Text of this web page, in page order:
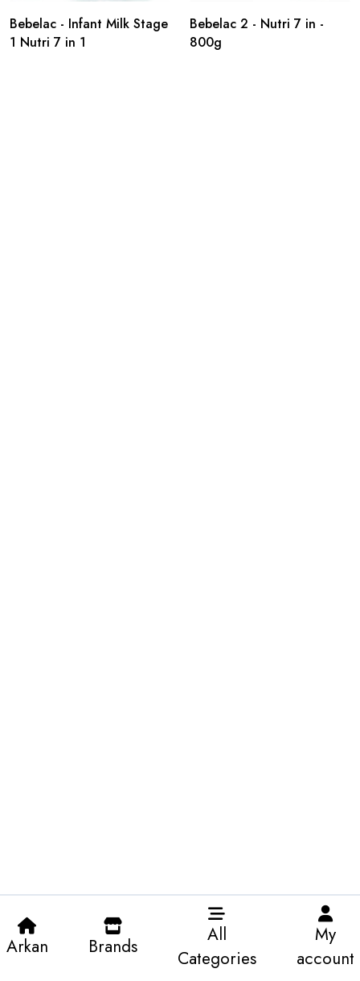
Bebelac - Infant Milk Stage
1 Nutri 7 in 1
Bebelac 2 - Nutri 7 in -
800g
Arkan Brands
All
Categories
My
account